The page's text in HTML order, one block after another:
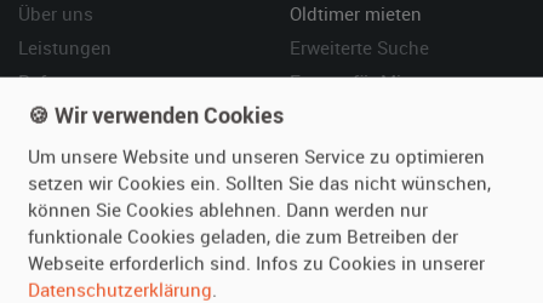
Über uns
Leistungen
Referenzen
Kundenmeinungen
Oldtimer mieten
Erweiterte Suche
Fragen für Mieter
Vermieten
Oldtimer anmelden
Fotos senden
Fragen für Vermieter
Hilfe
Häufige Fragen (FAQ)
So funktioniert's
🍪 Wir verwenden Cookies
Um unsere Website und unseren Service zu optimieren
setzen wir Cookies ein. Sollten Sie das nicht wünschen,
können Sie Cookies ablehnen. Dann werden nur
funktionale Cookies geladen, die zum Betreiben der
Webseite erforderlich sind. Infos zu Cookies in unserer
Datenschutzerklärung.